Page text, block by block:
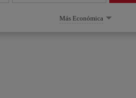
Más Económica